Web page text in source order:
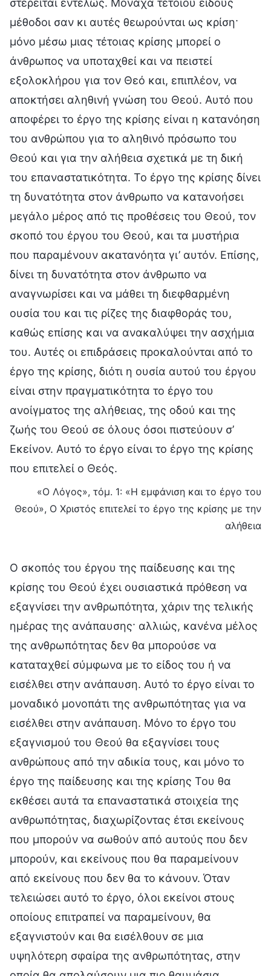
μέθοδοι σαν κι αυτές θεωρούνται ως κρίση·
μόνο μέσω μιας τέτοιας κρίσης μπορεί ο
άνθρωπος να υποταχθεί και να πειστεί
εξολοκλήρου για τον Θεό και, επιπλέον, να
αποκτήσει αληθινή γνώση του Θεού. Αυτό που
αποφέρει το έργο της κρίσης είναι η κατανόηση
του ανθρώπου για το αληθινό πρόσωπο του
Θεού και για την αλήθεια σχετικά με τη δική
του επαναστατικότητα. Το έργο της κρίσης δίνει
τη δυνατότητα στον άνθρωπο να κατανοήσει
μεγάλο μέρος από τις προθέσεις του Θεού, τον
σκοπό του έργου του Θεού, και τα μυστήρια
που παραμένουν ακατανόητα γι’ αυτόν. Επίσης,
δίνει τη δυνατότητα στον άνθρωπο να
αναγνωρίσει και να μάθει τη διεφθαρμένη
ουσία του και τις ρίζες της διαφθοράς του,
καθώς επίσης και να ανακαλύψει την ασχήμια
του. Αυτές οι επιδράσεις προκαλούνται από το
έργο της κρίσης, διότι η ουσία αυτού του έργου
είναι στην πραγματικότητα το έργο του
ανοίγματος της αλήθειας, της οδού και της
ζωής του Θεού σε όλους όσοι πιστεύουν σ’
Εκείνον. Αυτό το έργο είναι το έργο της κρίσης
που επιτελεί ο Θεός.
«Ο Λόγος», τόμ. 1: «Η εμφάνιση και το έργο του
Θεού», Ο Χριστός επιτελεί το έργο της κρίσης με την
αλήθεια
Ο σκοπός του έργου της παίδευσης και της
κρίσης του Θεού έχει ουσιαστικά πρόθεση να
εξαγνίσει την ανθρωπότητα, χάριν της τελικής
ημέρας της ανάπαυσης· αλλιώς, κανένα μέλος
της ανθρωπότητας δεν θα μπορούσε να
καταταχθεί σύμφωνα με το είδος του ή να
εισέλθει στην ανάπαυση. Αυτό το έργο είναι το
μοναδικό μονοπάτι της ανθρωπότητας για να
εισέλθει στην ανάπαυση. Μόνο το έργο του
εξαγνισμού του Θεού θα εξαγνίσει τους
ανθρώπους από την αδικία τους, και μόνο το
έργο της παίδευσης και της κρίσης Του θα
εκθέσει αυτά τα επαναστατικά στοιχεία της
ανθρωπότητας, διαχωρίζοντας έτσι εκείνους
που μπορούν να σωθούν από αυτούς που δεν
μπορούν, και εκείνους που θα παραμείνουν
από εκείνους που δεν θα το κάνουν. Όταν
τελειώσει αυτό το έργο, όλοι εκείνοι στους
οποίους επιτραπεί να παραμείνουν, θα
εξαγνιστούν και θα εισέλθουν σε μια
υψηλότερη σφαίρα της ανθρωπότητας, στην